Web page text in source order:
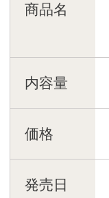
商品名
内容量
価格
発売日